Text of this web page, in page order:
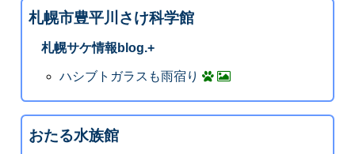
札幌市豊平川さけ科学館
札幌サケ情報blog.+
ハシブトガラスも雨宿り
おたる水族館